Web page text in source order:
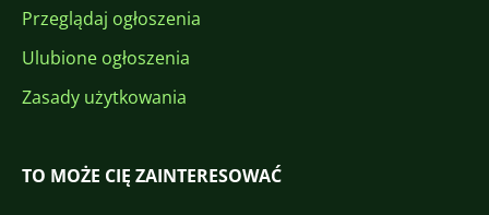
Przeglądaj ogłoszenia
Ulubione ogłoszenia
Zasady użytkowania
TO MOŻE CIĘ ZAINTERESOWAĆ